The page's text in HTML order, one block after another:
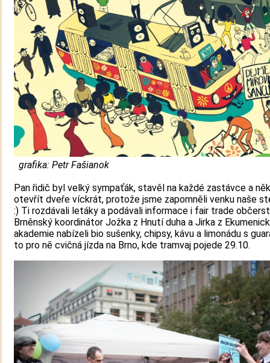
grafika: Petr Fašianok
Pan řidič byl velký sympaťák, stavěl na každé zastávce a
otevřít dveře víckrát, protože jsme zapomněli venku naše
:) Ti rozdávali letáky a podávali informace i fair trade
Brněnský koordinátor Jožka z Hnutí duha a Jirka z
akademie nabízeli bio sušenky, chipsy, kávu a limonádu s
to pro ně cvičná jízda na Brno, kde tramvaj pojede 29.10.